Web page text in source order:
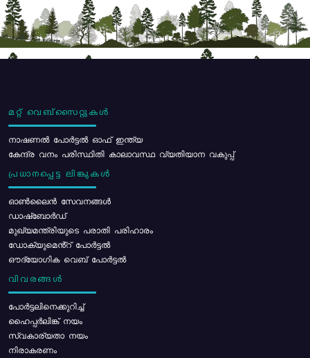
മറ്റ് വെബ്സൈറ്റുകൾ
നാഷണൽ പോർട്ടൽ ഓഫ് ഇന്ത്യ
കേന്ദ്ര വനം പരിസ്ഥിതി കാലാവസ്ഥ വ്യതിയാന വകുപ്പ്
പ്രധാനപ്പെട്ട ലിങ്കുകൾ
ഓൺലൈൻ സേവനങ്ങൾ
ഡാഷ്ബോർഡ്
മുഖ്യമന്ത്രിയുടെ പരാതി പരിഹാരം
ഡോക്യുമെൻ്റ് പോർട്ടൽ
ഔദ്യോഗിക വെബ് പോർട്ടൽ
വിവരങ്ങൾ
പോര്‍ട്ടലിനെക്കുറിച്ച്
ഹൈപ്പർലിങ്ക് നയം
സ്വകാര്യതാ നയം
നിരാകരണം